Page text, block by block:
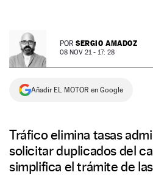
PREMIOS
SERVICIOS
POR SERGIO AMADOZ
08 NOV 21 - 17: 28
Añadir EL MOTOR en Google
Tráfico elimina tasas
solicitar duplicados del
simplifica el trámite de